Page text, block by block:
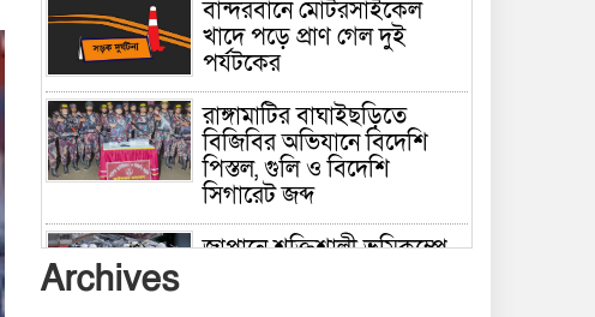
বান্দরবানে মোটরসাইকেল
খাদে পড়ে প্রাণ গেল দুই
পর্যটকের
রাঙ্গামাটির বাঘাইছড়িতে
বিজিবির অভিযানে বিদেশি
পিস্তল, গুলি ও বিদেশি
সিগারেট জব্দ
জাপানে শক্তিশালী ভূমিকম্পে
Archives